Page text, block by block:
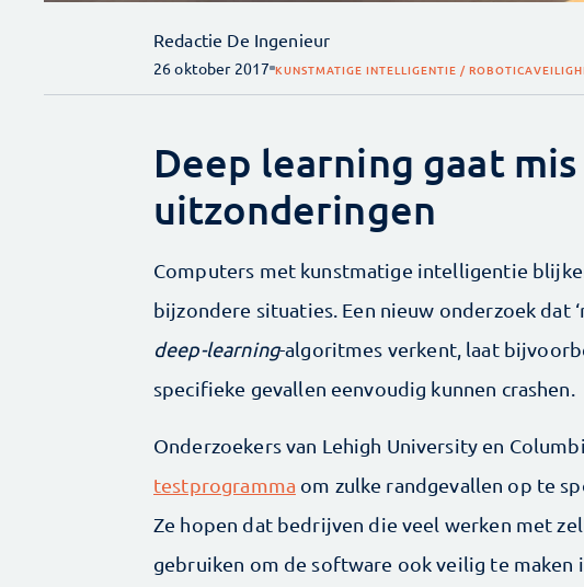
Redactie De Ingenieur
26 oktober 2017 KUNSTMATIGE INTELLIGENTIE / ROBOTICA
Deep learning gaat
uitzonderingen
Computers met kunstmatige intelligentie
bijzondere situaties. Een nieuw onderzoek dat
deep-learning-algoritmes verkent, laat
specifieke gevallen eenvoudig kunnen crashen.
Onderzoekers van Lehigh University en
testprogramma om zulke randgevallen op te
Ze hopen dat bedrijven die veel werken met
gebruiken om de software ook veilig te